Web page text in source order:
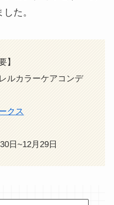
た。
】
ルカラーケアコンデ
クス
日~12月29日